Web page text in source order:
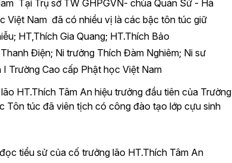
Tại Trụ sở TW GHPGVN- chùa Quán Sứ - Hà
Việt Nam đã có nhiều vị là các bậc tôn túc giữ
HT,Thích Gia Quang; HT.Thích Bảo
Điện; Ni trưởng Thích Đàm Nghiêm; Ni sư
Trường Cao cấp Phật học Việt Nam
HT.Thích Tâm An hiệu trưởng đầu tiên của Trường
Tôn túc đã viên tịch có công đào tạo lớp cựu sinh
tiểu sử của cố trưởng lão HT.Thích Tâm An